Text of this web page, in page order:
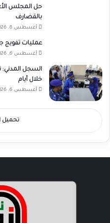
حل المجلس
بالقضارف
أغسطس 6, 2026
عمليات تفويج
أغسطس 6, 2026
السجل المدني:
خلال أيام
أغسطس 6, 2026
تحميل